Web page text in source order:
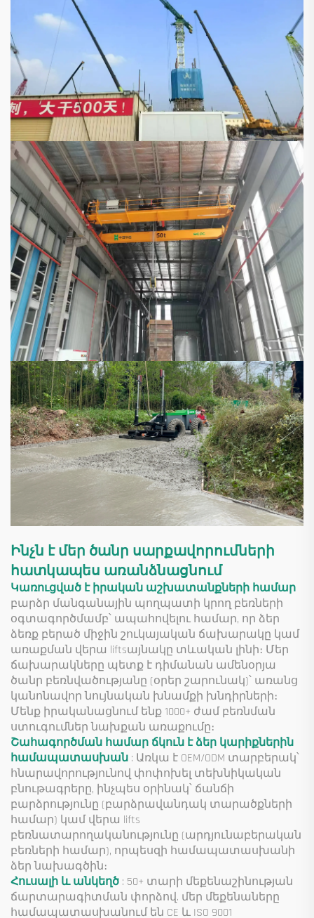
Ինչն է մեր ծանր սարքավորումների
հատկապես առանձնացնում
Կառուցված է իրական աշխատանքների համար
բարձր մանգանային պողպատի կրող բեռների
օգտագործմամբ՝ ապահովելու համար, որ ձեր
ձեռք բերած միջին շուկայական ճախարակը կամ
առաքման վերա liftsայնակը տևական լինի։ Մեր
ճախարակները պետք է դիմանան ամենօրյա
ծանր բեռնվածությանը (օրեր շարունակ)՝ առանց
կանոնավոր նույնական խնամքի խնդիրների։
Մենք իրականացնում ենք 1000+ ժամ բեռնման
ստուգումներ նախքան առաքումը։
Շահագործման համար ճկուն է ձեր կարիքներին
համապատասխան : Առկա է OEM/ODM տարբերակ՝
հնարավորությունով փոփոխել տեխնիկական
բնութագրերը, ինչպես օրինակ՝ ճանճի
բարձրությունը (բարձրավանդակ տարածքների
համար) կամ վերա lifts
բեռնատարողականությունը (արդյունաբերական
բեռների համար), որպեսզի համապատասխանի
ձեր նախագծին։
Հուսալի և անկեղծ : 50+ տարի մեքենաշինության
ճարտարագիտման փորձով. մեր մեքենաները
համապատասխանում են CE և ISO 9001